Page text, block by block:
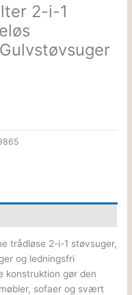
2-i-1
trådløse 2-i-1 støvsuger,
og ledningsfri
konstruktion gør den
sofaer og svært